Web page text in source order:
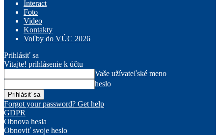
Interact
Foto
Video
Kontakty
Voľby do VÚC 2026
Prihlásiť sa
Vitajte! prihlásenie k účtu
Vaše užívateľské meno
heslo
Forgot your password? Get help
GDPR
Obnova hesla
Obnoviť svoje heslo